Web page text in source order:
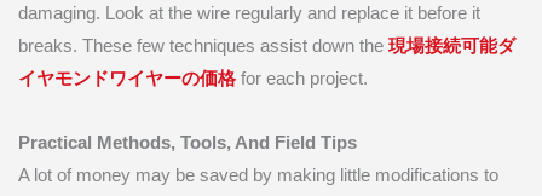
damaging. Look at the wire regularly and replace it before it
breaks. These few techniques assist down the 現場接続可能ダ
イヤモンドワイヤーの価格 for each project.
Practical Methods, Tools, And Field Tips
A lot of money may be saved by making little modifications to